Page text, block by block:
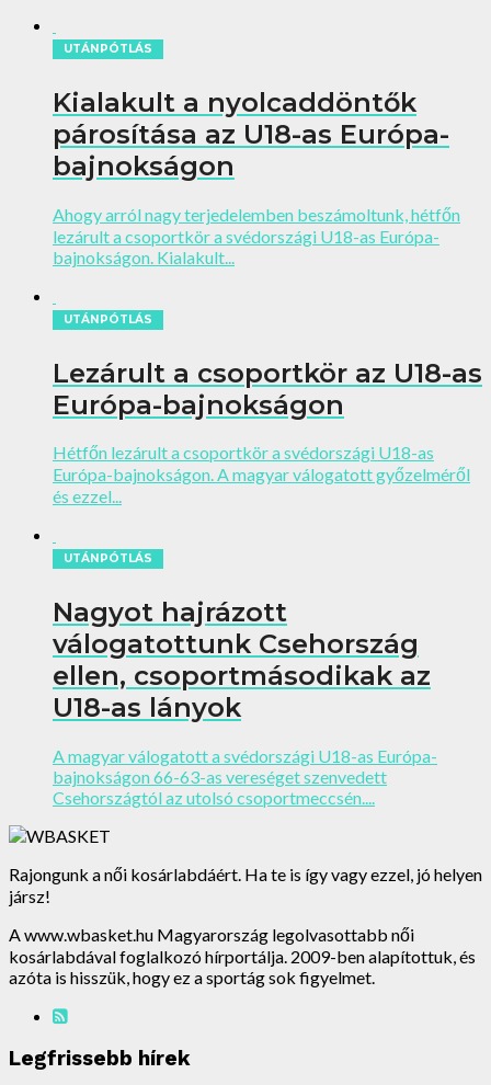
UTÁNPÓTLÁS
Kialakult a nyolcaddöntők
párosítása az U18-as Európa-
bajnokságon
Ahogy arról nagy terjedelemben beszámoltunk, hétfőn
lezárult a csoportkör a svédországi U18-as Európa-
bajnokságon. Kialakult...
UTÁNPÓTLÁS
Lezárult a csoportkör az U18-as
Európa-bajnokságon
Hétfőn lezárult a csoportkör a svédországi U18-as
Európa-bajnokságon. A magyar válogatott győzelméről
és ezzel...
UTÁNPÓTLÁS
Nagyot hajrázott
válogatottunk Csehország
ellen, csoportmásodikak az
U18-as lányok
A magyar válogatott a svédországi U18-as Európa-
bajnokságon 66-63-as vereséget szenvedett
Csehországtól az utolsó csoportmeccsén....
Rajongunk a női kosárlabdáért. Ha te is így vagy ezzel, jó helyen
jársz!
A www.wbasket.hu Magyarország legolvasottabb női
kosárlabdával foglalkozó hírportálja. 2009-ben alapítottuk, és
azóta is hisszük, hogy ez a sportág sok figyelmet.
Legfrissebb hírek